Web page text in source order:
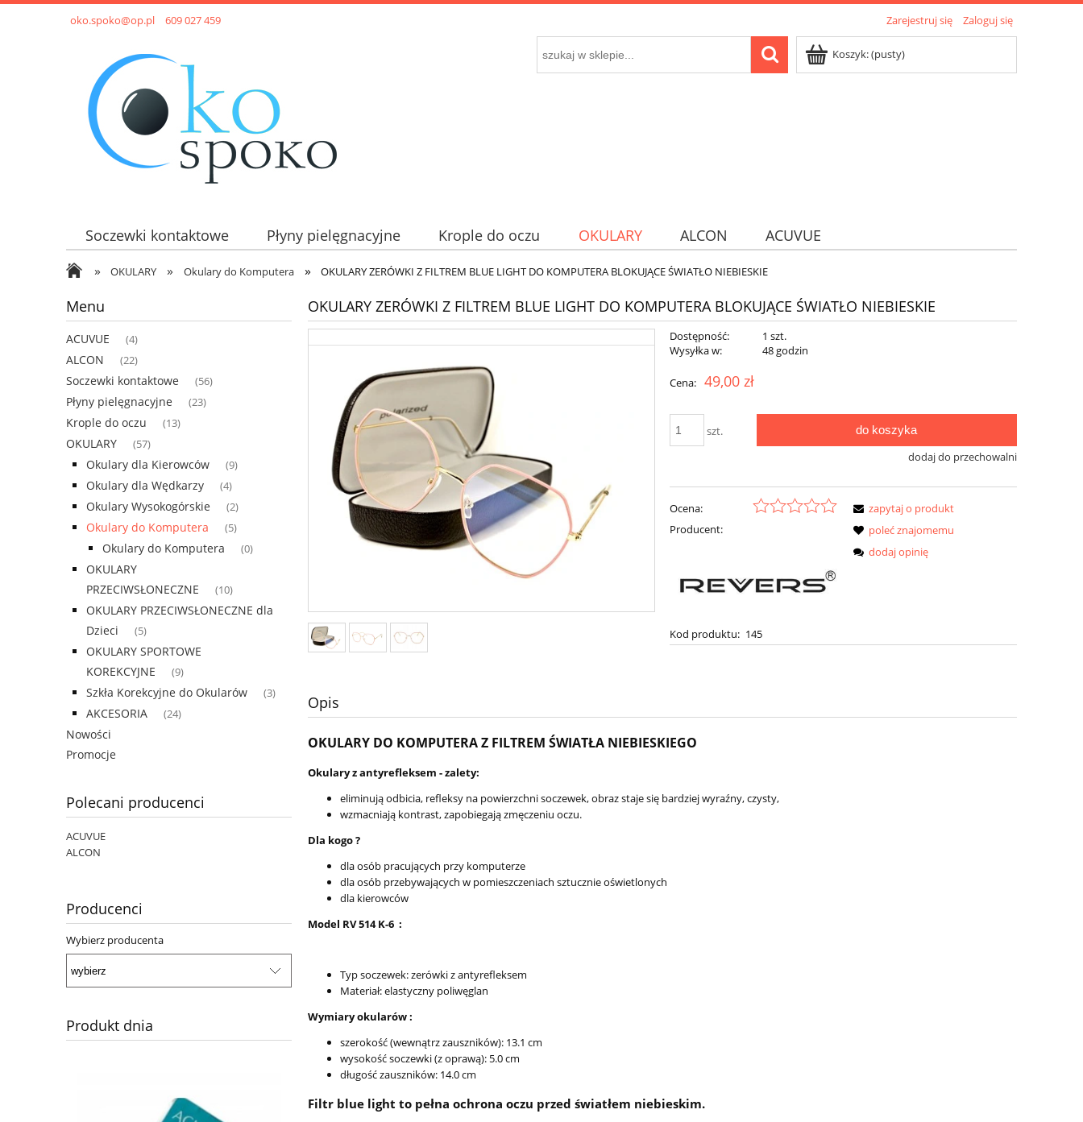
oko.spoko@op.pl 609 027 459 Zarejestruj się Zaloguj się
Koszyk:(pusty)
Soczewki kontaktowe Płyny pielęgnacyjne Krople do oczu OKULARY ALCON ACUVUE
» OKULARY » Okulary do Komputera » OKULARY ZERÓWKI Z FILTREM BLUE LIGHT DO KOMPUTERA BLOKUJĄCE ŚWIATŁO NIEBIESKIE
Menu
ACUVUE (4)
ALCON (22)
Soczewki kontaktowe (56)
Płyny pielęgnacyjne (23)
Krople do oczu (13)
OKULARY (57)
Okulary dla Kierowców (9)
Okulary dla Wędkarzy (4)
Okulary Wysokogórskie (2)
Okulary do Komputera (5)
Okulary do Komputera (0)
OKULARY
PRZECIWSŁONECZNE
(10)
OKULARY PRZECIWSŁONECZNE dla
Dzieci
(5)
OKULARY SPORTOWE
KOREKCYJNE
(9)
Szkła Korekcyjne do Okularów (3)
AKCESORIA (24)
Nowości
Promocje
Polecani producenci
ACUVUE
ALCON
Producenci
Wybierz producenta
Produkt dnia
OKULARY ZERÓWKI Z FILTREM BLUE LIGHT DO KOMPUTERA BLOKUJĄCE ŚWIATŁO NIEBIESKIE
Dostępność:
1 szt.
Wysyłka w:
48 godzin
Cena: 49,00 zł
szt. do koszyka
dodaj do przechowalni
Ocena:
Producent:
Kod produktu: 145
zapytaj o produkt
poleć znajomemu
dodaj opinię
Opis
OKULARY DO KOMPUTERA Z FILTREM ŚWIATŁA NIEBIESKIEGO
Okulary z antyrefleksem - zalety:
eliminują odbicia, refleksy na powierzchni soczewek, obraz staje się bardziej wyraźny, czysty,
wzmacniają kontrast, zapobiegają zmęczeniu oczu.
Dla kogo ?
dla osób pracujących przy komputerze
dla osób przebywających w pomieszczeniach sztucznie oświetlonych
dla kierowców
Model RV 514 K-6 :
Typ soczewek: zerówki z antyrefleksem
Materiał: elastyczny poliwęglan
Wymiary okularów :
szerokość (wewnątrz zauszników): 13.1 cm
wysokość soczewki (z oprawą): 5.0 cm
długość zauszników: 14.0 cm
Filtr blue light to pełna ochrona oczu przed światłem niebieskim.